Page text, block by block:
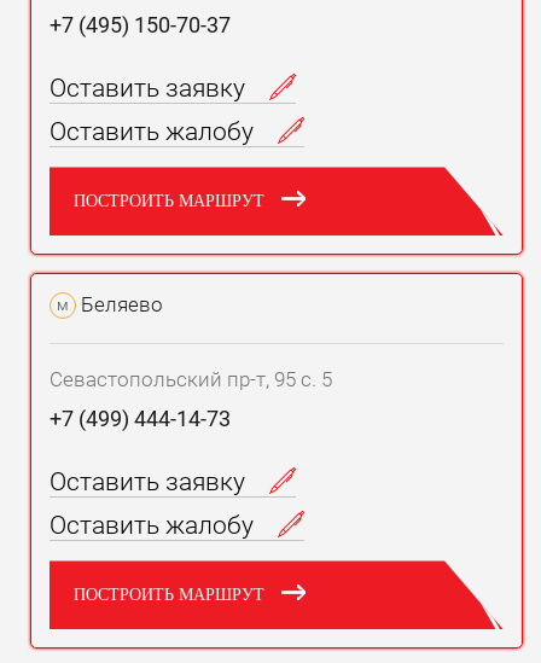
+7 (495) 150-70-37
Оставить заявку
Оставить жалобу
ПОСТРОИТЬ МАРШРУТ
м Беляево
Севастопольский пр-т, 95 с. 5
+7 (499) 444-14-73
Оставить заявку
Оставить жалобу
ПОСТРОИТЬ МАРШРУТ